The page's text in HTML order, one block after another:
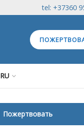
tel: +37360
RU
Пожертвовать